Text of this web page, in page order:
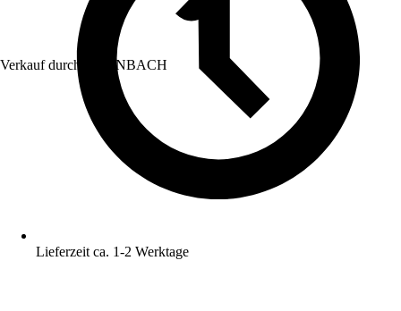
Verkauf durch: HORNBACH
Lieferzeit ca. 1-2 Werktage